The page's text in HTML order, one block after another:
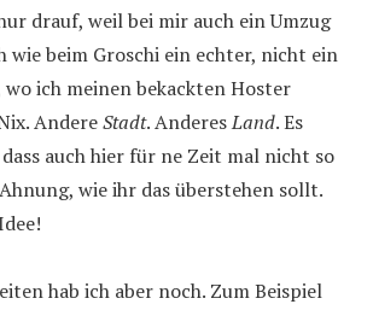
drauf, weil bei mir auch ein Umzug
wie beim Groschi ein echter, nicht ein
ich meinen bekackten Hoster
AndereStadt. AnderesLand. Es
auch hier für ne Zeit mal nicht so
wie ihr das überstehen sollt.
hab ich aber noch. Zum Beispiel